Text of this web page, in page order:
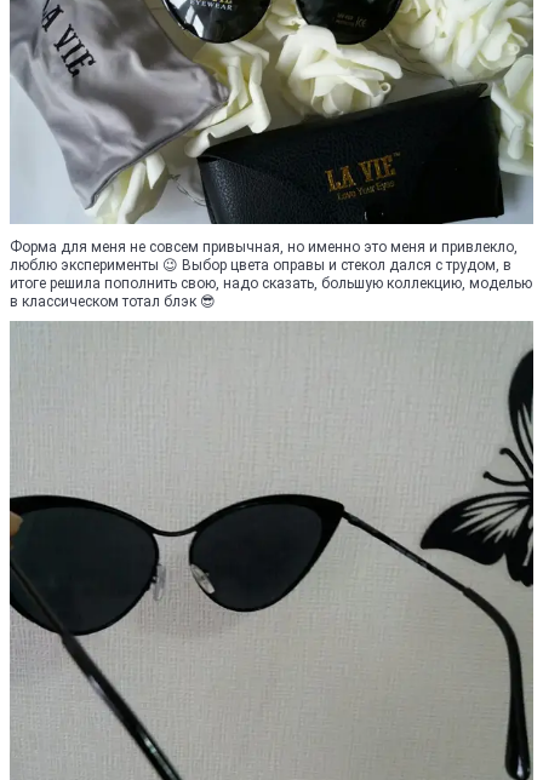
Форма для меня не совсем привычная, но именно это меня и привлекло,
люблю эксперименты 😉 Выбор цвета оправы и стекол дался с трудом, в
итоге решила пополнить свою, надо сказать, большую коллекцию, моделью
в классическом тотал блэк 😎